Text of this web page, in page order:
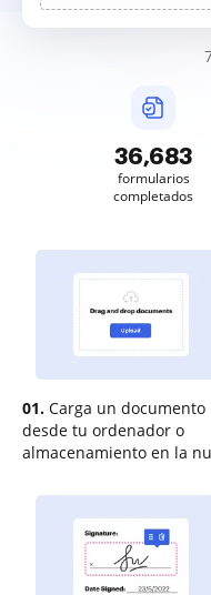
36,684
formularios
completados
01. Carga un documento
desde tu ordenador o
almacenamiento en la